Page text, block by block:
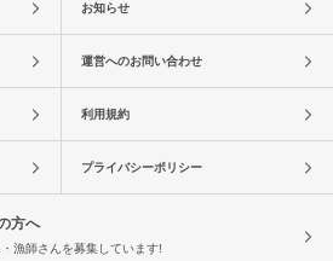
お知らせ
運営へのお問い合わせ
利用規約
プライバシーポリシー
方へ
漁師さんを募集しています!